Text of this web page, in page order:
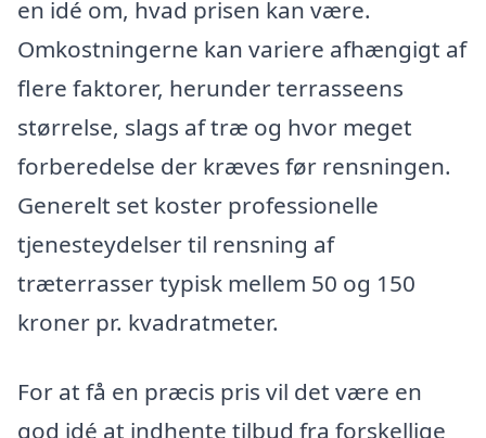
en idé om, hvad prisen kan være.
Omkostningerne kan variere afhængigt af
flere faktorer, herunder terrasseens
størrelse, slags af træ og hvor meget
forberedelse der kræves før rensningen.
Generelt set koster professionelle
tjenesteydelser til rensning af
træterrasser typisk mellem 50 og 150
kroner pr. kvadratmeter.
For at få en præcis pris vil det være en
god idé at indhente tilbud fra forskellige